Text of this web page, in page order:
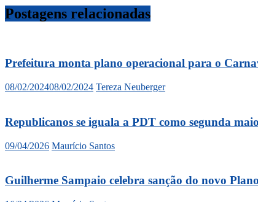
Postagens relacionadas
Prefeitura monta plano operacional para o
08/02/202408/02/2024 Tereza Neuberger
Republicanos se iguala a PDT como segunda
09/04/2026 Maurício Santos
Guilherme Sampaio celebra sanção do novo